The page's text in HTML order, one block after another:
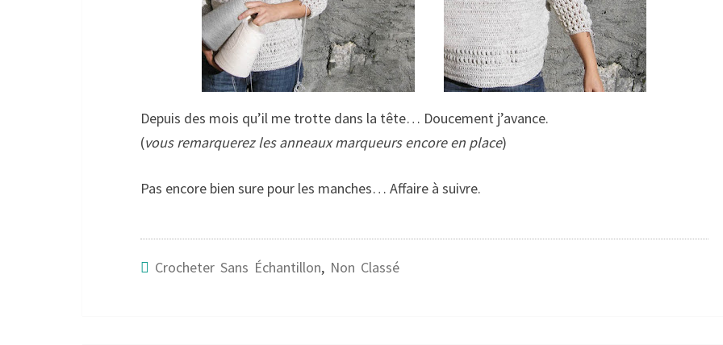
Depuis des mois qu’il me trotte dans la tête… Doucement j’avance.
(vous remarquerez les anneaux marqueurs encore en place)
Pas encore bien sure pour les manches… Affaire à suivre.
Crocheter Sans Échantillon, Non Classé